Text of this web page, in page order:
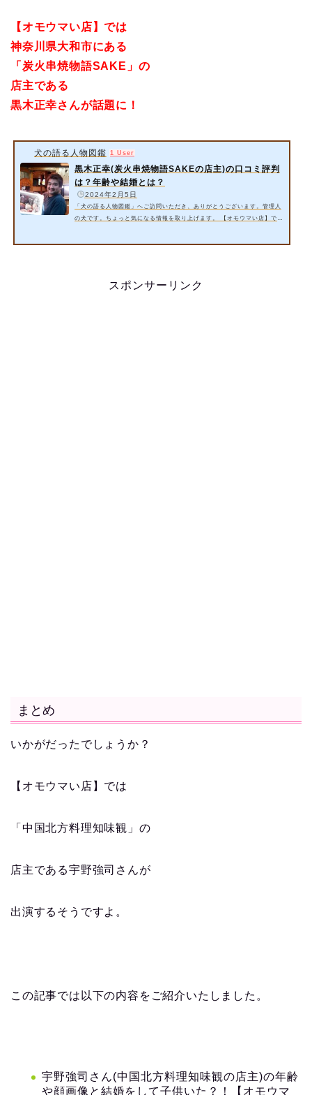
【オモウマい店】では
神奈川県大和市にある
「炭火串焼物語SAKE」の
店主である
黒木正幸さんが話題に！
犬の語る人物図鑑 1 User
黒木正幸(炭火串焼物語SAKEの店主)の口コミ評判
は？年齢や結婚とは？
2024年2月5日
「犬の語る人物図鑑」へご訪問いただき、ありがとうございます。管理人
の犬です。ちょっと気になる情報を取り上げます。 【オモウマい店】では
スポンサーリンク
まとめ
いかがだったでしょうか？
【オモウマい店】では
「中国北方料理知味観」の
店主である宇野強司さんが
出演するそうですよ。
この記事では以下の内容をご紹介いたしました。
宇野強司さん(中国北方料理知味観の店主)の年齢
や顔画像と結婚をして子供いた？！【オモウマ